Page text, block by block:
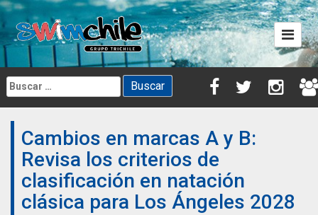
Skip
content
Buscar:
Cambios en marcas A y B:
Revisa los criterios de
clasificación en natación
clásica para Los Ángeles 2028